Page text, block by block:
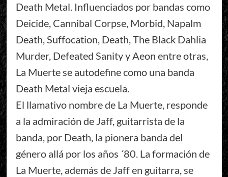
Death Metal. Influenciados por bandas como
Deicide, Cannibal Corpse, Morbid, Napalm
Death, Suffocation, Death, The Black Dahlia
Murder, Defeated Sanity y Aeon entre otras,
La Muerte se autodefine como una banda
Death Metal vieja escuela.
El llamativo nombre de La Muerte, responde
a la admiración de Jaff, guitarrista de la
banda, por Death, la pionera banda del
género allá por los años ´80. La formación de
La Muerte, además de Jaff en guitarra, se